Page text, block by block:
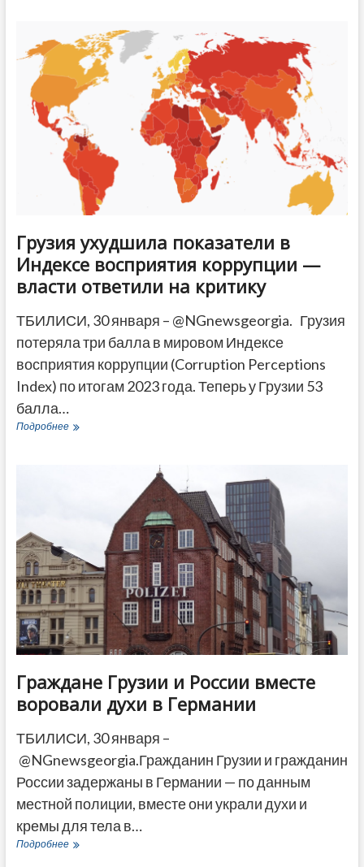
корью
врачи
призывают
прививать
детей
Грузия ухудшила показатели в
Индексе восприятия коррупции —
власти ответили на критику
ТБИЛИСИ, 30 января – @NGnewsgeorgia. Грузия
потеряла три балла в мировом Индексе
восприятия коррупции (Corruption Perceptions
Index) по итогам 2023 года. Теперь у Грузии 53
балла…
ПодробнееГрузия
ответили
на
критику
Граждане Грузии и России вместе
воровали духи в Германии
ТБИЛИСИ, 30 января –
@NGnewsgeorgia.Гражданин Грузии и гражданин
России задержаны в Германии — по данным
местной полиции, вместе они украли духи и
кремы для тела в…
ПодробнееГраждане